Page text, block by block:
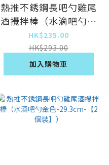
熱推不銹鋼長吧勺雞尾
酒攪拌棒（水滴吧勺黑
色-29.3cm-【2個
裝】）
HK$235.00
HK$293.00
加入購物車